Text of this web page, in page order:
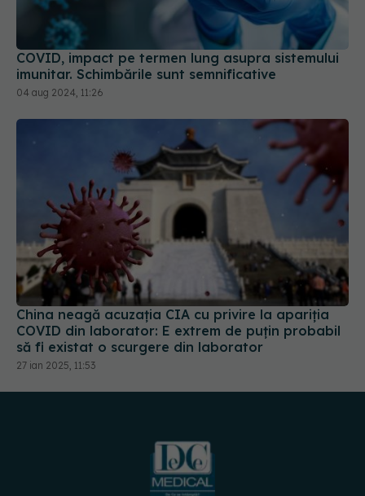
COVID, impact pe termen lung asupra sistemului
imunitar. Schimbările sunt semnificative
04 aug 2024, 11:26
China neagă acuzația CIA cu privire la apariția
COVID din laborator: E extrem de puţin probabil
să fi existat o scurgere din laborator
27 ian 2025, 11:53